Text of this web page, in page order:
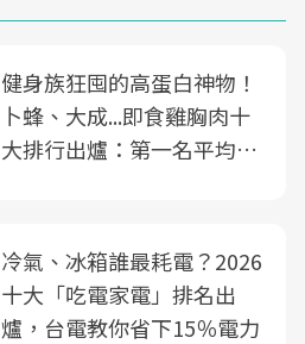
健身族狂囤的高蛋白神物！
卜蜂、大成...即食雞胸肉十
大排行出爐：第一名平均一
冷氣、冰箱誰最耗電？2026
十大「吃電家電」排名出
爐，台電教你省下15％電力